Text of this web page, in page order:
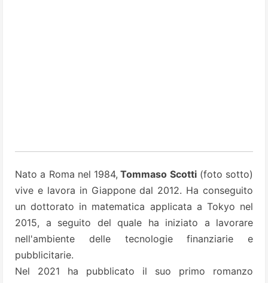
Nato a Roma nel 1984, Tommaso Scotti(foto sotto)
vive e lavora in Giappone dal 2012. Ha conseguito
un dottorato in matematica applicata a Tokyo nel
2015, a seguito del quale ha iniziato a lavorare
nell'ambiente delle tecnologie finanziarie e
pubblicitarie.
Nel 2021 ha pubblicato il suo primo romanzo